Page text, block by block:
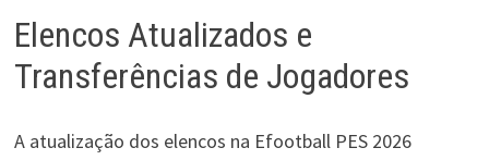
Elencos Atualizados e
Transferências de Jogadores
A atualização dos elencos na Efootball PES 2026